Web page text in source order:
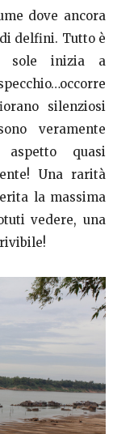
dove ancora
delfini. Tutto è
sole inizia a
silenziosi
veramente
quasi
Una rarità
la massima
vedere, una